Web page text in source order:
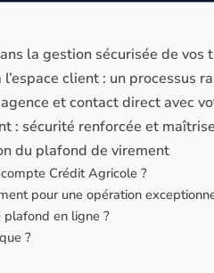
la gestion sécurisée de vos
client : un processus
et contact direct avec
: sécurité renforcée et
du plafond de virement
Crédit Agricole ?
pour une opération
en ligne ?
?